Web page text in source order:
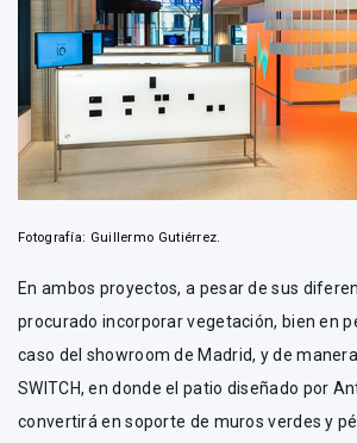
Fotografía: Guillermo Gutiérrez.
En ambos proyectos, a pesar de sus
procurado incorporar vegetación, bien en
caso del showroom de Madrid, y de
SWITCH, en donde el patio diseñado por
convertirá en soporte de muros verdes y